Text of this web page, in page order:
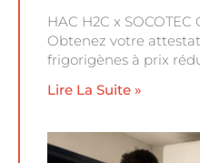
HAC H2C x
Obtenez votre
frigorigènes à prix
Lire La Suite »